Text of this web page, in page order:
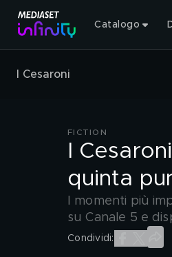
Catalogo
I Cesaroni
FICTION
I
quinta
I momenti più
su Canale 5 e
Condividi: